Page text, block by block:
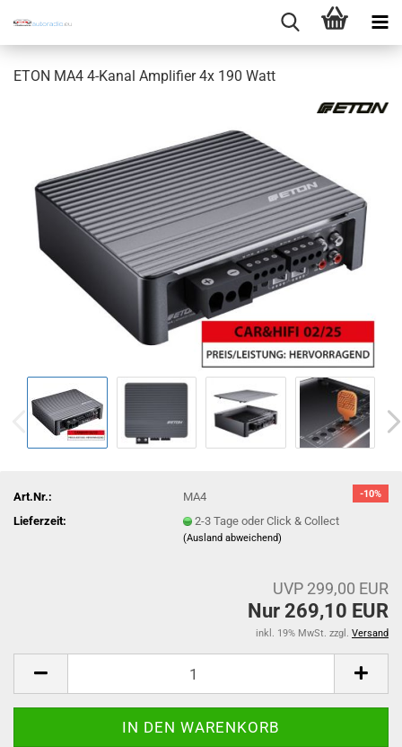
ETON MA4 4-Kanal Amplifier 4x 190 Watt
-10%
Art.Nr.:
MA4
Lieferzeit:
2-3 Tage oder Click & Collect
(Ausland abweichend)
UVP 299,00 EUR
Nur 269,10 EUR
inkl. 19% MwSt. zzgl. Versand